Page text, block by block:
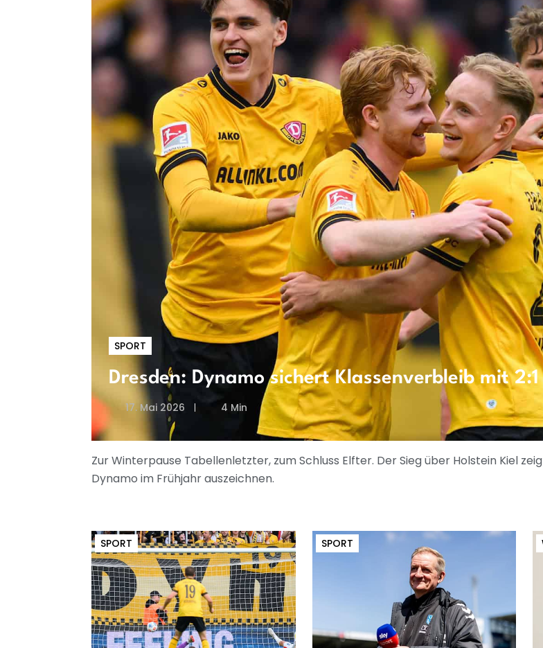
SPORT
Dresden: Dynamo sichert Klassenverbleib mit
17. Mai 2026 4 Min
Zur Winterpause Tabellenletzter, zum Schluss Elfter. Der Sieg über Holstein Kiel
Dynamo im Frühjahr auszeichnen.
SPORT SPORT